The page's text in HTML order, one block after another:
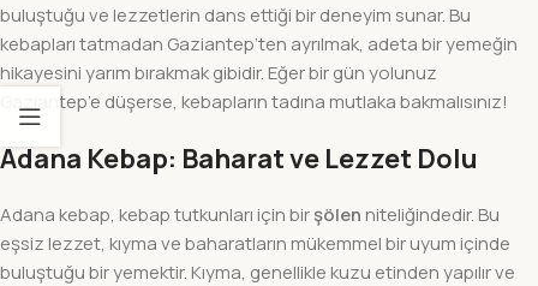
buluştuğu ve lezzetlerin dans ettiği bir deneyim sunar. Bu
kebapları tatmadan Gaziantep’ten ayrılmak, adeta bir yemeğin
hikayesini yarım bırakmak gibidir. Eğer bir gün yolunuz
Gaziantep’e düşerse, kebapların tadına mutlaka bakmalısınız!
Adana Kebap: Baharat ve Lezzet Dolu
Adana kebap, kebap tutkunları için birşölen niteliğindedir. Bu
eşsiz lezzet, kıyma ve baharatların mükemmel bir uyum içinde
buluştuğu bir yemektir. Kıyma, genellikle kuzu etinden yapılır ve